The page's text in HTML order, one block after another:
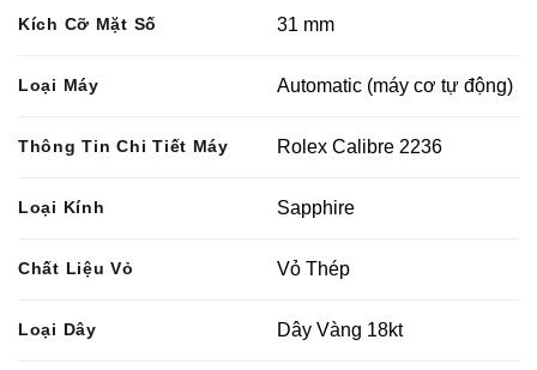
Kích Cỡ Mặt Số 31 mm
Loại Máy Automatic (máy cơ tự động)
Thông Tin Chi Tiết Máy Rolex Calibre 2236
Loại Kính Sapphire
Chất Liệu Vỏ Vỏ Thép
Loại Dây Dây Vàng 18kt